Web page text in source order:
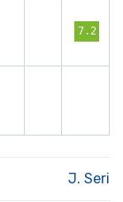
7.2
J. Seri